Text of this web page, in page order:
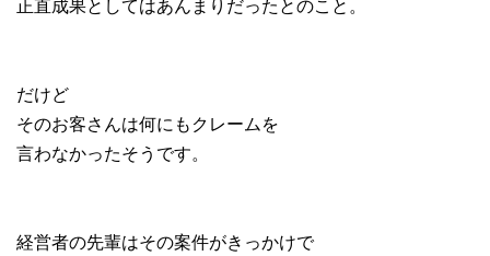
だけど
そのお客さんは何にもクレームを
言わなかったそうです。
経営者の先輩はその案件がきっかけで